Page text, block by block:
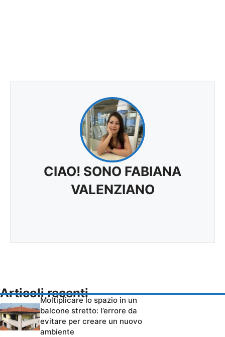
CIAO! SONO FABIANA
VALENZIANO
Articoli recenti
Moltiplicare lo spazio in un
balcone stretto: l’errore da
evitare per creare un nuovo
ambiente